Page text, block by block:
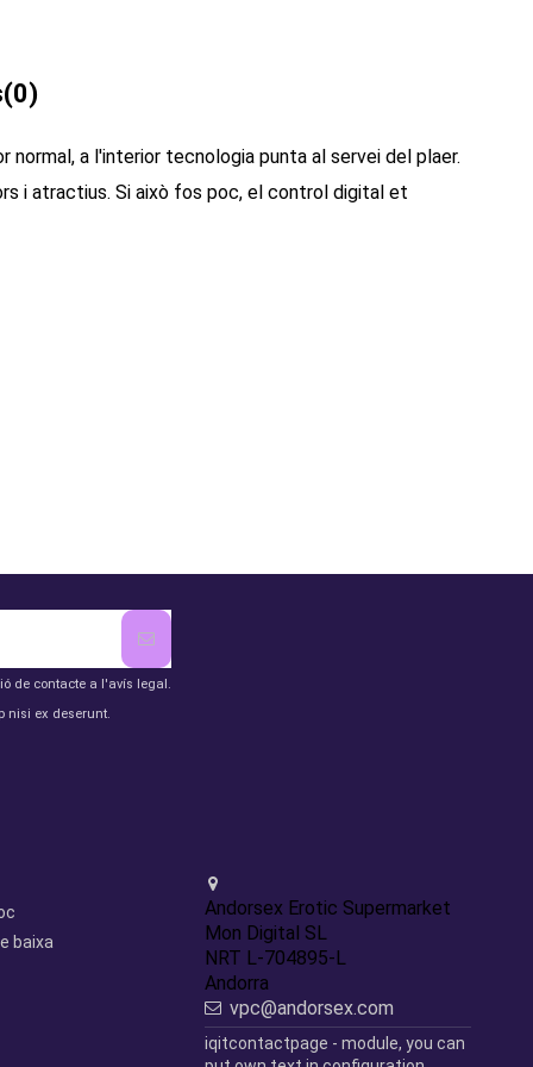
(0)
normal, a l'interior tecnologia punta al servei del plaer.
i atractius. Si això fos poc, el control digital et
de contacte a l'avís legal.
nisi ex deserunt.
baixa
Andorsex Erotic Supermarket
Mon Digital SL
NRT L-704895-L
Andorra
vpc@andorsex.com
iqitcontactpage - module, you can